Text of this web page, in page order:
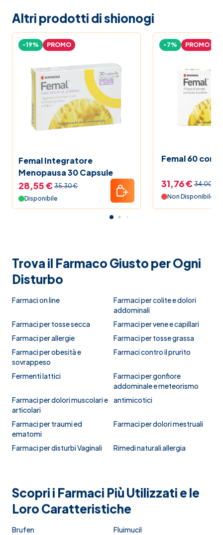
Altri prodotti di shionogi
Femal Integratore
Menopausa 30 Capsule
-19% PROMO
28,55 € 35,30 €
Disponibile
Femal 60
-7% PROMO
31,76 € 34,00 €
Non Disponibile
Trova il Farmaco Giusto per Ogni
Disturbo
Farmaci on line
Farmaci per colite e dolori
addominali
Farmaci per tosse secca
Farmaci per vene e capillari
Farmaci per allergie
Farmaci per tosse grassa
Farmaci per obesità e
sovrappeso
Farmaci contro il prurito
Fermenti lattici
Farmaci per gonfiore
addominale e meteorismo
Farmaci per dolori muscolari e
articolari
antimicotici
Farmaci per traumi ed
ematomi
Farmaci per dolori mestruali
Farmaci per disturbi Vaginali Rimedi naturali allergia
Scopri i Farmaci Più Utilizzati e le
Loro Caratteristiche
Brufen
Fluimucil